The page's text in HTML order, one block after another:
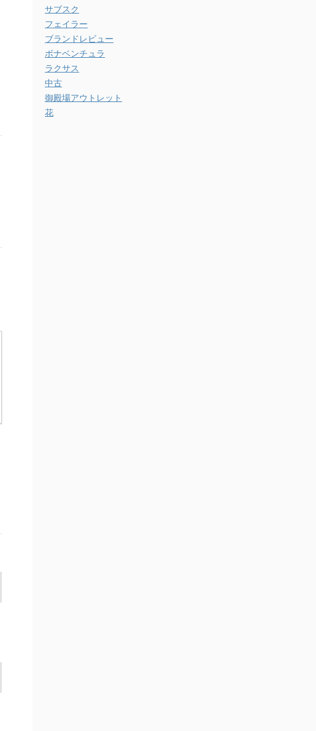
サブスク
フェイラー
ブランドレビュー
ボナベンチュラ
ラクサス
中古
御殿場アウトレット
花